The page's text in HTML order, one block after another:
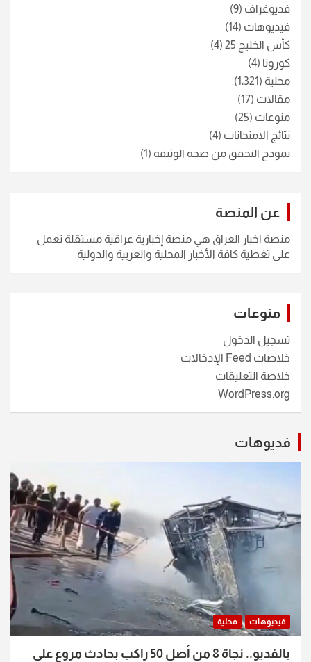
فديوغراف (9)
فيديوهات (14)
كأس الخليج 25
(4)
كورونا (4)
محلية (1٬321)
مقالات (17)
منوعات (25)
نتائج الامتحانات (4)
نموذج التجقق من صحة الوثيقة (1)
عن المنصة
منصة اخبار العراق هي منصة إخبارية عراقية مستقلة تعمل
على تغطية كافة الأخبار المحلية والعربية والدولية
منوعات
تسجيل الدخول
خلاصات Feed الإدخالات
خلاصة التعليقات
WordPress.org
فديوهات
فيديوهات محلية
بالفديو.. نجاة 8 من أصل 50 راكب بحادث مروع على